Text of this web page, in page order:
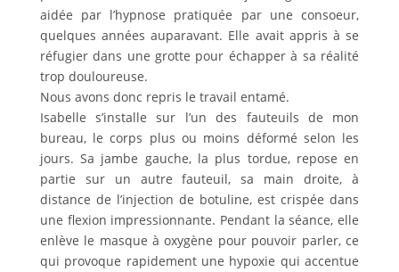
aidée par l’hypnose pratiquée par une consoeur,
quelques années auparavant. Elle avait appris à se
réfugier dans une grotte pour échapper à sa réalité
trop douloureuse.
Nous avons donc repris le travail entamé.
Isabelle s’installe sur l’un des fauteuils de mon
bureau, le corps plus ou moins déformé selon les
jours. Sa jambe gauche, la plus tordue, repose en
partie sur un autre fauteuil, sa main droite, à
distance de l’injection de botuline, est crispée dans
une flexion impressionnante. Pendant la séance, elle
enlève le masque à oxygène pour pouvoir parler, ce
qui provoque rapidement une hypoxie qui accentue